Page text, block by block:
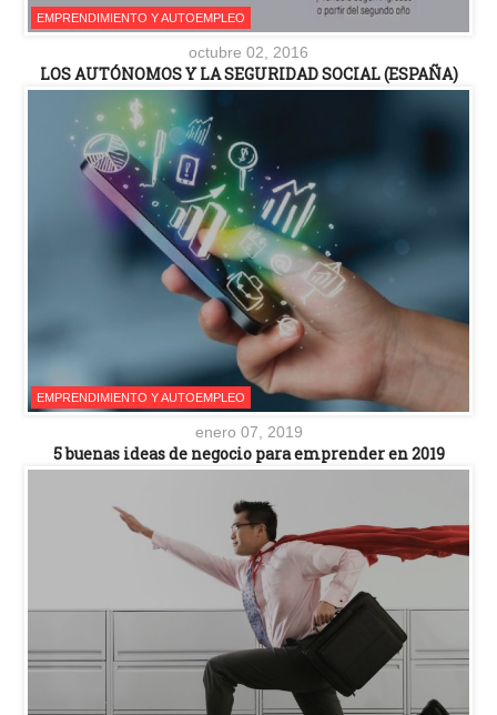
EMPRENDIMIENTO Y AUTOEMPLEO
octubre 02, 2016
LOS AUTÓNOMOS Y LA SEGURIDAD SOCIAL (ESPAÑA)
EMPRENDIMIENTO Y AUTOEMPLEO
enero 07, 2019
5 buenas ideas de negocio para emprender en 2019